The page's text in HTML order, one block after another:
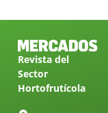
Revista del
Sector
Hortofrutícola